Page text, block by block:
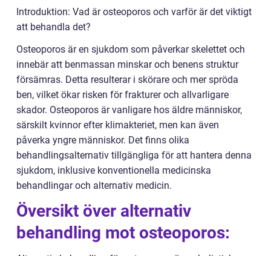
Introduktion: Vad är osteoporos och varför är det viktigt
att behandla det?
Osteoporos är en sjukdom som påverkar skelettet och
innebär att benmassan minskar och benens struktur
försämras. Detta resulterar i skörare och mer spröda
ben, vilket ökar risken för frakturer och allvarligare
skador. Osteoporos är vanligare hos äldre människor,
särskilt kvinnor efter klimakteriet, men kan även
påverka yngre människor. Det finns olika
behandlingsalternativ tillgängliga för att hantera denna
sjukdom, inklusive konventionella medicinska
behandlingar och alternativ medicin.
Översikt över alternativ
behandling mot osteoporos: